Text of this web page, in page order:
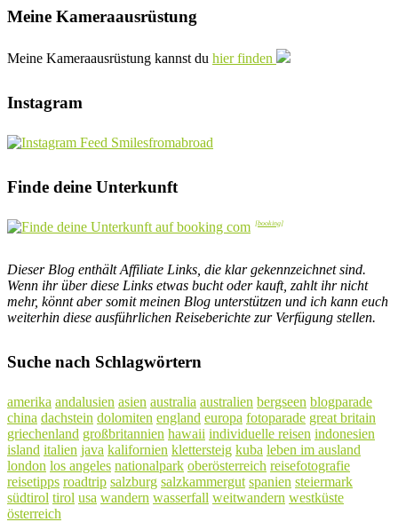
Meine Kameraausrüstung
Meine Kameraausrüstung kannst du hier finden
Instagram
Finde deine Unterkunft
Dieser Blog enthält Affiliate Links, die klar gekennzeichnet sind.
Wenn ihr über diese Links etwas bucht oder kauft, zahlt ihr nicht
mehr, könnt aber somit meinen Blog unterstützen und ich kann euch
weiterhin diese ausführlichen Reiseberichte zur Verfügung stellen.
Suche nach Schlagwörtern
amerika andalusien asien australia australien bergseen blogparade
china dachstein dolomiten england europa fotoparade great britain
griechenland großbritannien hawaii individuelle reisen indonesien
island italien java kalifornien klettersteig kuba leben im ausland
london los angeles nationalpark oberösterreich reisefotografie
reisetipps roadtrip salzburg salzkammergut spanien steiermark
südtirol tirol usa wandern wasserfall weitwandern westküste
österreich